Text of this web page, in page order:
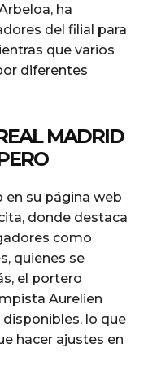
ha
del filial para
que varios
diferentes
MADRID
en su página web
donde destaca
como
quienes se
el portero
Aurelien
lo que
hacer ajustes en